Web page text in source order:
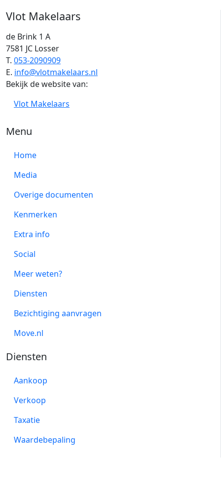
Vlot Makelaars
de Brink 1 A
7581 JC Losser
T. 053-2090909
E. info@vlotmakelaars.nl
Bekijk de website van:
Vlot Makelaars
Menu
Home
Media
Overige documenten
Kenmerken
Extra info
Social
Meer weten?
Diensten
Bezichtiging aanvragen
Move.nl
Diensten
Aankoop
Verkoop
Taxatie
Waardebepaling